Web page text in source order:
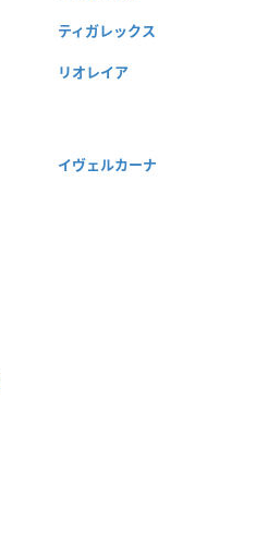
ティガレックス
リオレイア
イヴェルカーナ